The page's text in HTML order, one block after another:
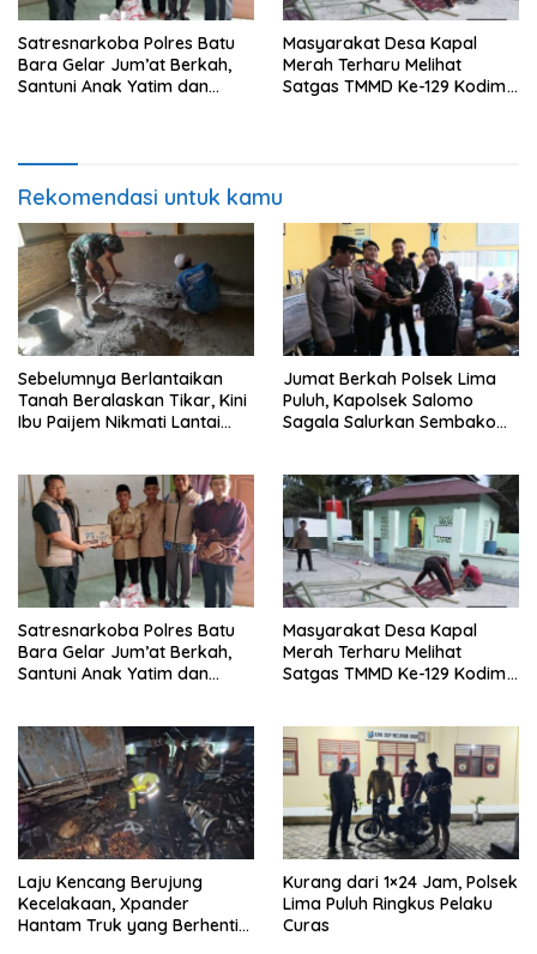
Satresnarkoba Polres Batu
Bara Gelar Jum’at Berkah,
Santuni Anak Yatim dan
Masyarakat Desa Kapal
Merah Terharu Melihat
Satgas TMMD Ke-129 Kodim
Rekomendasi untuk kamu
Sebelumnya Berlantaikan
Tanah Beralaskan Tikar, Kini
Ibu Paijem Nikmati Lantai
0208/Asahan
Jumat Berkah Polsek Lima
Puluh, Kapolsek Salomo
Sagala Salurkan Sembako
Satresnarkoba Polres Batu
Bara Gelar Jum’at Berkah,
Santuni Anak Yatim dan
Masyarakat Desa Kapal
Merah Terharu Melihat
Satgas TMMD Ke-129 Kodim
Mushollah Al Maghribi
Laju Kencang Berujung
Kecelakaan, Xpander
Hantam Truk yang Berhenti
Kurang dari 1×24 Jam, Polsek
Lima Puluh Ringkus Pelaku
Curas